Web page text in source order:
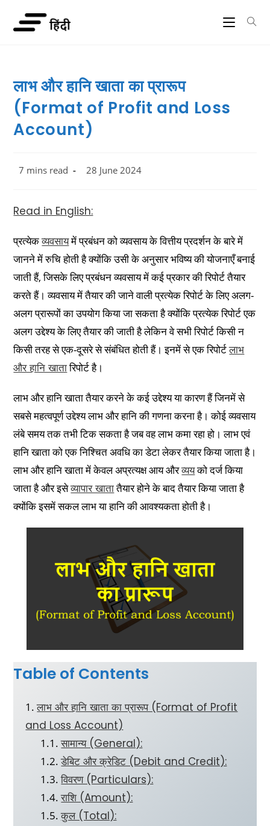
लाभ और हानि खाता का प्रारूप
(Format of Profit and Loss
Account)
7 mins read 28 June 2024
Read in English:
प्रत्येकव्यवसायमें प्रबंधन को व्यवसाय के वित्तीय प्रदर्शन के बारे में
जानने में रुचि होती है क्योंकि उसी के अनुसार भविष्य की योजनाएँ बनाई
जाती हैं, जिसके लिए प्रबंधन व्यवसाय में कई प्रकार की रिपोर्ट तैयार
करते हैं। व्यवसाय में तैयार की जाने वाली प्रत्येक रिपोर्ट के लिए अलग-
अलग प्रारूपों का उपयोग किया जा सकता है क्योंकि प्रत्येक रिपोर्ट एक
अलग उद्देश्य के लिए तैयार की जाती है लेकिन वे सभी रिपोर्ट किसी न
किसी तरह से एक-दूसरे से संबंधित होती हैं। इनमें से एक रिपोर्टलाभ
और हानि खातारिपोर्ट है।
लाभ और हानि खाता तैयार करने के कई उद्देश्य या कारण हैं जिनमें से
सबसे महत्वपूर्ण उद्देश्य लाभ और हानि की गणना करना है। कोई व्यवसाय
लंबे समय तक तभी टिक सकता है जब वह लाभ कमा रहा हो। लाभ एवं
हानि खाता को एक निश्चित अवधि का डेटा लेकर तैयार किया जाता है।
लाभ और हानि खाता में केवल अप्रत्यक्ष आय औरव्ययको दर्ज किया
जाता है और इसेव्यापार खातातैयार होने के बाद तैयार किया जाता है
क्योंकि इसमें सकल लाभ या हानि की आवश्यकता होती है।
Table of Contents
लाभ और हानि खाता का प्रारूप (Format of Profit
and Loss Account)
सामान्य (General):
डेबिट और क्रेडिट (Debit and Credit):
विवरण (Particulars):
राशि (Amount):
कुल (Total):